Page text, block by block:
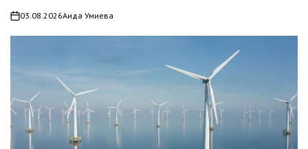
on03.08.2026Аида Умиева